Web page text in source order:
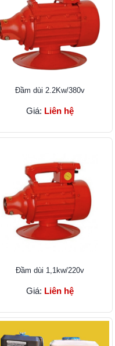
Đầm dùi 2.2Kw/380v
Giá: Liên hệ
Đầm dùi 1,1kw/220v
Giá: Liên hệ